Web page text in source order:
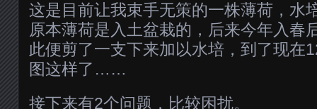
这是目前让我束手无策的一株薄荷，水
原本薄荷是入土盆栽的，后来今年入春
此便剪了一支下来加以水培，到了现在
图这样了……
接下来有2个问题，比较困扰。